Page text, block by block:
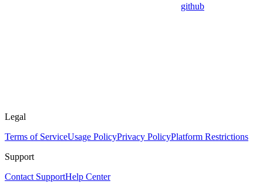
github
Legal
Terms of ServiceUsage PolicyPrivacy PolicyPlatform Restrictions
Support
Contact SupportHelp Center